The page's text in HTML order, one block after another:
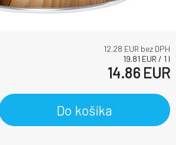
12.28 EUR bez DPH
19.81 EUR / 1 l
14.86 EUR
Do košíka